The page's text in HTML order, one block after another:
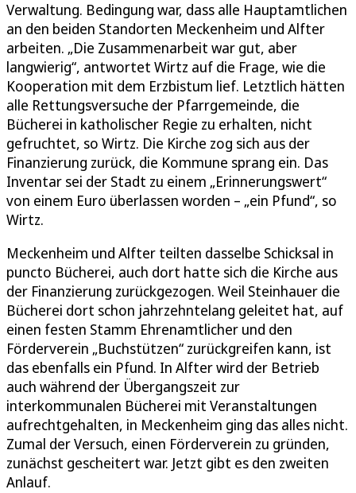
Verwaltung. Bedingung war, dass alle Hauptamtlichen
an den beiden Standorten Meckenheim und Alfter
arbeiten. „Die Zusammenarbeit war gut, aber
langwierig“, antwortet Wirtz auf die Frage, wie die
Kooperation mit dem Erzbistum lief. Letztlich hätten
alle Rettungsversuche der Pfarrgemeinde, die
Bücherei in katholischer Regie zu erhalten, nicht
gefruchtet, so Wirtz. Die Kirche zog sich aus der
Finanzierung zurück, die Kommune sprang ein. Das
Inventar sei der Stadt zu einem „Erinnerungswert“
von einem Euro überlassen worden – „ein Pfund“, so
Wirtz.
Meckenheim und Alfter teilten dasselbe Schicksal in
puncto Bücherei, auch dort hatte sich die Kirche aus
der Finanzierung zurückgezogen. Weil Steinhauer die
Bücherei dort schon jahrzehntelang geleitet hat, auf
einen festen Stamm Ehrenamtlicher und den
Förderverein „Buchstützen“ zurückgreifen kann, ist
das ebenfalls ein Pfund. In Alfter wird der Betrieb
auch während der Übergangszeit zur
interkommunalen Bücherei mit Veranstaltungen
aufrechtgehalten, in Meckenheim ging das alles nicht.
Zumal der Versuch, einen Förderverein zu gründen,
zunächst gescheitert war. Jetzt gibt es den zweiten
Anlauf.